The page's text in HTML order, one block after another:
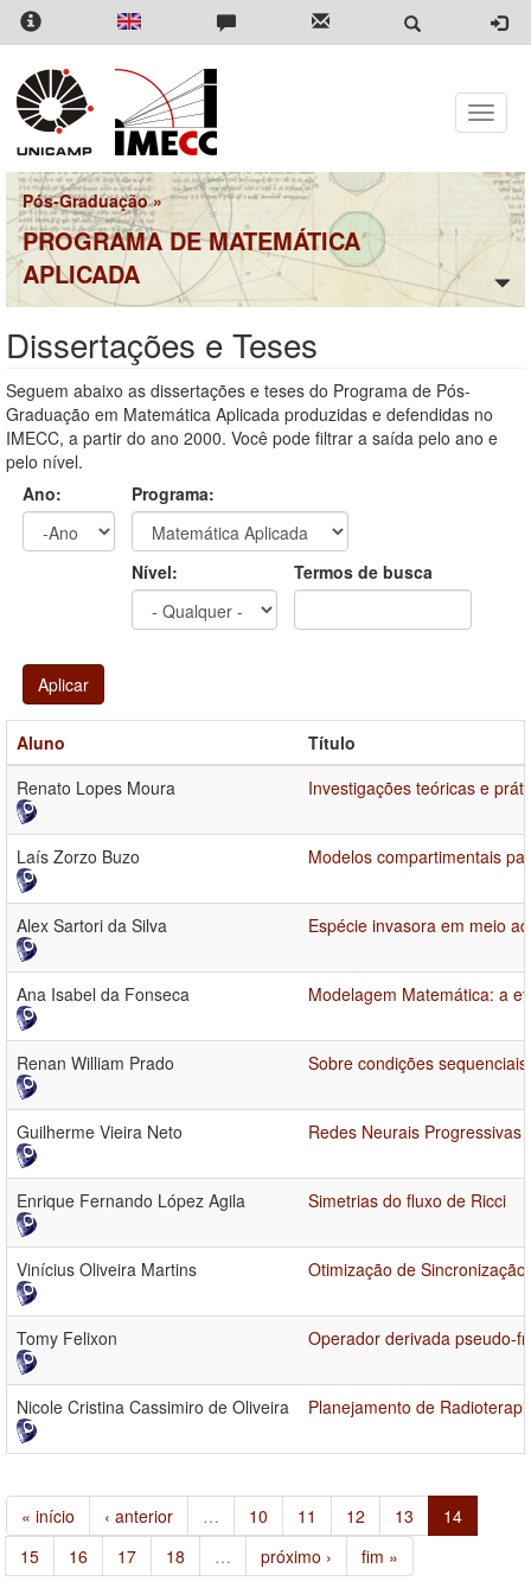
Pular
para
conteúdo
principal
Toggle
Pós-Graduação»
PROGRAMA DE MATEMÁTICA
APLICADA
Dissertações e Teses
Seguem abaixo as dissertações e teses do Programa de Pós-
Graduação em Matemática Aplicada produzidas e defendidas no
IMECC, a partir do ano 2000. Você pode filtrar a saída pelo ano e
pelo nível.
Ano:
Programa:
Nível: Termos de busca
Aplicar
Aluno
Título
Renato Lopes Moura
Investigações teóricas e
Laís Zorzo Buzo Modelos compartimentais
Alex Sartori da Silva Espécie invasora em meio
Ana Isabel da Fonseca Modelagem Matemática: a
Renan William Prado Sobre condições
Guilherme Vieira Neto Redes Neurais Progressivas
Enrique Fernando López Agila Simetrias do fluxo de Ricci
Vinícius Oliveira Martins Otimização de
Tomy Felixon Operador derivada pseudo-
Nicole Cristina Cassimiro de Oliveira Planejamento de
« início ‹ anterior … 10 11 12 13
14
15
16 17 18 … próximo › fim »